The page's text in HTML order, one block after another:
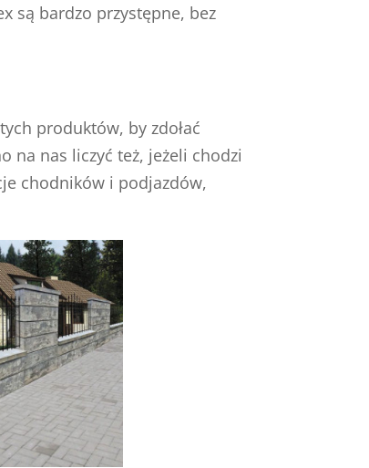
są bardzo przystępne, bez
produktów, by zdołać
na nas liczyć też, jeżeli chodzi
chodników i podjazdów,